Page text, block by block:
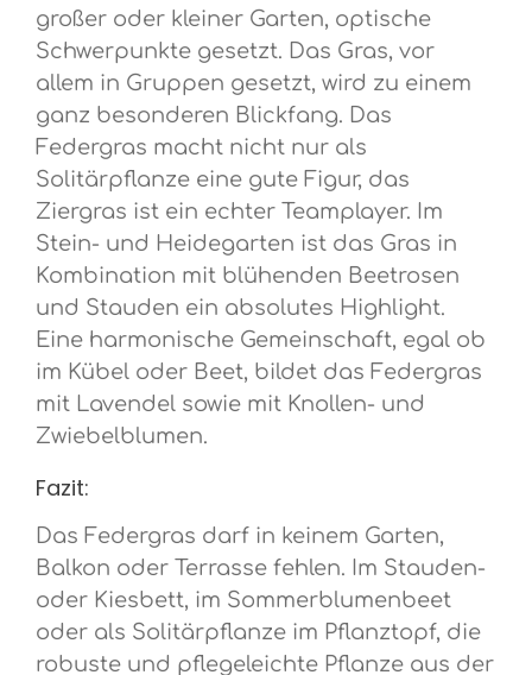
großer oder kleiner Garten, optische
Schwerpunkte gesetzt. Das Gras, vor
allem in Gruppen gesetzt, wird zu einem
ganz besonderen Blickfang. Das
Federgras macht nicht nur als
Solitärpflanze eine gute Figur, das
Ziergras ist ein echter Teamplayer. Im
Stein- und Heidegarten ist das Gras in
Kombination mit blühenden Beetrosen
und Stauden ein absolutes Highlight.
Eine harmonische Gemeinschaft, egal ob
im Kübel oder Beet, bildet das Federgras
mit Lavendel sowie mit Knollen- und
Zwiebelblumen.
Fazit:
Das Federgras darf in keinem Garten,
Balkon oder Terrasse fehlen. Im Stauden-
oder Kiesbett, im Sommerblumenbeet
oder als Solitärpflanze im Pflanztopf, die
robuste und pflegeleichte Pflanze aus der